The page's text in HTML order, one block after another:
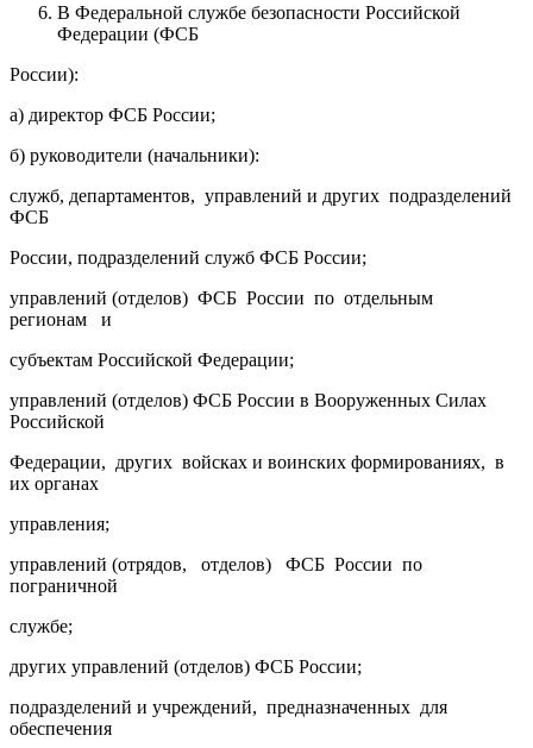
В Федеральной службе безопасности Российской
Федерации (ФСБ
России):
а) директор ФСБ России;
б) руководители (начальники):
служб, департаментов, управлений и других подразделений
ФСБ
России, подразделений служб ФСБ России;
управлений (отделов) ФСБ России по отдельным
регионам и
субъектам Российской Федерации;
управлений (отделов) ФСБ России в Вооруженных Силах
Российской
Федерации, других войсках и воинских формированиях, в
их органах
управления;
управлений (отрядов, отделов) ФСБ России по
пограничной
службе;
других управлений (отделов) ФСБ России;
подразделений и учреждений, предназначенных для
обеспечения